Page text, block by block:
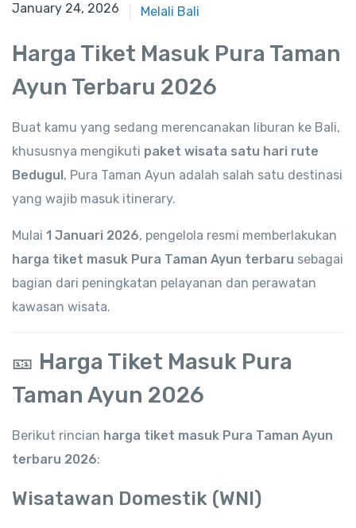
January 24, 2026 Melali Bali
Harga Tiket Masuk Pura Taman
Ayun Terbaru 2026
Buat kamu yang sedang merencanakan liburan ke Bali,
khususnya mengikuti paket wisata satu hari rute
Bedugul, Pura Taman Ayun adalah salah satu destinasi
yang wajib masuk itinerary.
Mulai 1 Januari 2026, pengelola resmi memberlakukan
harga tiket masuk Pura Taman Ayun terbaru sebagai
bagian dari peningkatan pelayanan dan perawatan
kawasan wisata.
🎫 Harga Tiket Masuk Pura
Taman Ayun 2026
Berikut rincian harga tiket masuk Pura Taman Ayun
terbaru 2026:
Wisatawan Domestik (WNI)